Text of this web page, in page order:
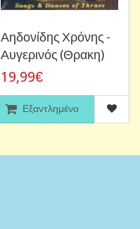
Αηδονίδης Χρόνης -
Αυγερινός (Θρακη)
19,99€
Εξαντλημένο